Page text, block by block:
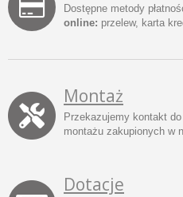
Dostępne metody
online: przelew, karta
Montaż
Przekazujemy kontakt
montażu zakupionych w
Dotacje